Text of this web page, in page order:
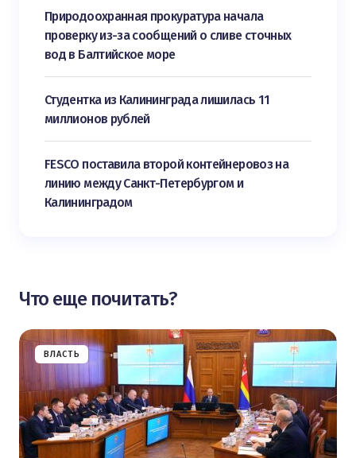
Природоохранная прокуратура начала
проверку из-за сообщений о сливе сточных
вод в Балтийское море
Студентка из Калининграда лишилась 11
миллионов рублей
FESCO поставила второй контейнеровоз на
линию между Санкт-Петербургом и
Калининградом
Что еще почитать?
ВЛАСТЬ